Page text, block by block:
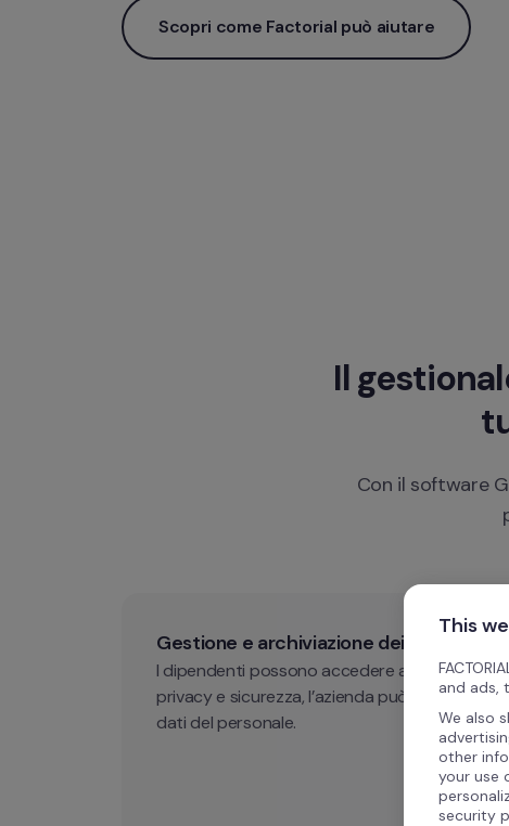
Scopri come Factorial può aiutare
Il
Con il software
Gestione e archiviazione dei documenti
I dipendenti possono accedere a documenti
privacy e sicurezza, l’azienda può archiviare
dati del personale.
This
and ads,
We also
other
your use
security